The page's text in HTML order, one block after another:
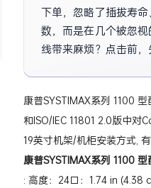
下单，忽略了插拔寿
数，而是在几个被忽
线带来麻烦？点击前
康普SYSTIMAX系列 1100
和ISO/IEC 11801 2.0版中对
19英寸机架/机柜安装方式,
康普SYSTIMAX系列 1100
: 高度：24口：1.74 in (4.38